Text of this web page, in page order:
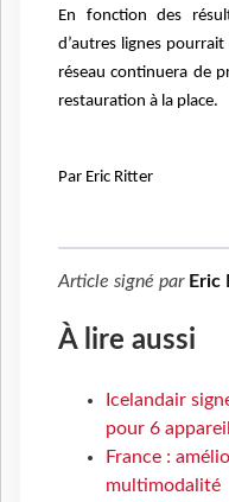
En fonction des
d’autres lignes pourrait
réseau continuera de
restauration à la place.
Par Eric Ritter
Article signé par Eric
À lire aussi
Icelandair
pour 6
France :
multimodalité